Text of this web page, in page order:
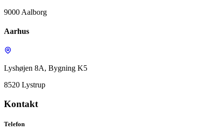
9000 Aalborg
Aarhus
Lyshøjen 8A, Bygning K5
8520 Lystrup
Kontakt
Telefon